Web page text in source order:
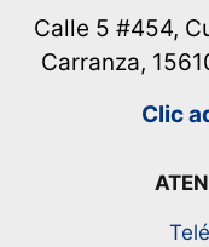
Calle 5 #454,
Carranza,
Clic